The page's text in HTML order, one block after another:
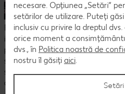
Programele și sistemele interne
implementat pentru a contribui la
precum proiectele de instruire și
sistemul de beneficii oferite și
socială, confirmă dorința
asigurarea unui viitor sustenabil
necesare. Opțiunea „Setări”
setărilor de utilizare. Puteți
inclusiv cu privire la dreptul
orice moment a
dvs., în Politica noastră de
nostru îl găsiți aici.
Setări